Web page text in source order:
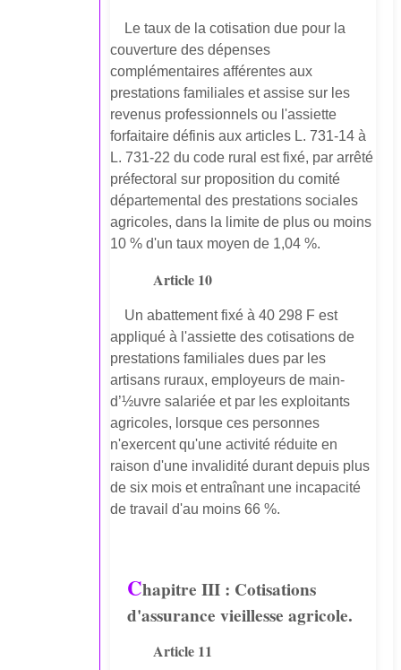
Le taux de la cotisation due pour la
couverture des dépenses
complémentaires afférentes aux
prestations familiales et assise sur les
revenus professionnels ou l'assiette
forfaitaire définis aux articles L. 731-14 à
L. 731-22 du code rural est fixé, par arrêté
préfectoral sur proposition du comité
départemental des prestations sociales
agricoles, dans la limite de plus ou moins
10 % d'un taux moyen de 1,04 %.
Article 10
Un abattement fixé à 40 298 F est
appliqué à l'assiette des cotisations de
prestations familiales dues par les
artisans ruraux, employeurs de main-
d’½uvre salariée et par les exploitants
agricoles, lorsque ces personnes
n'exercent qu'une activité réduite en
raison d'une invalidité durant depuis plus
de six mois et entraînant une incapacité
de travail d'au moins 66 %.
Chapitre III : Cotisations
d'assurance vieillesse agricole.
Article 11